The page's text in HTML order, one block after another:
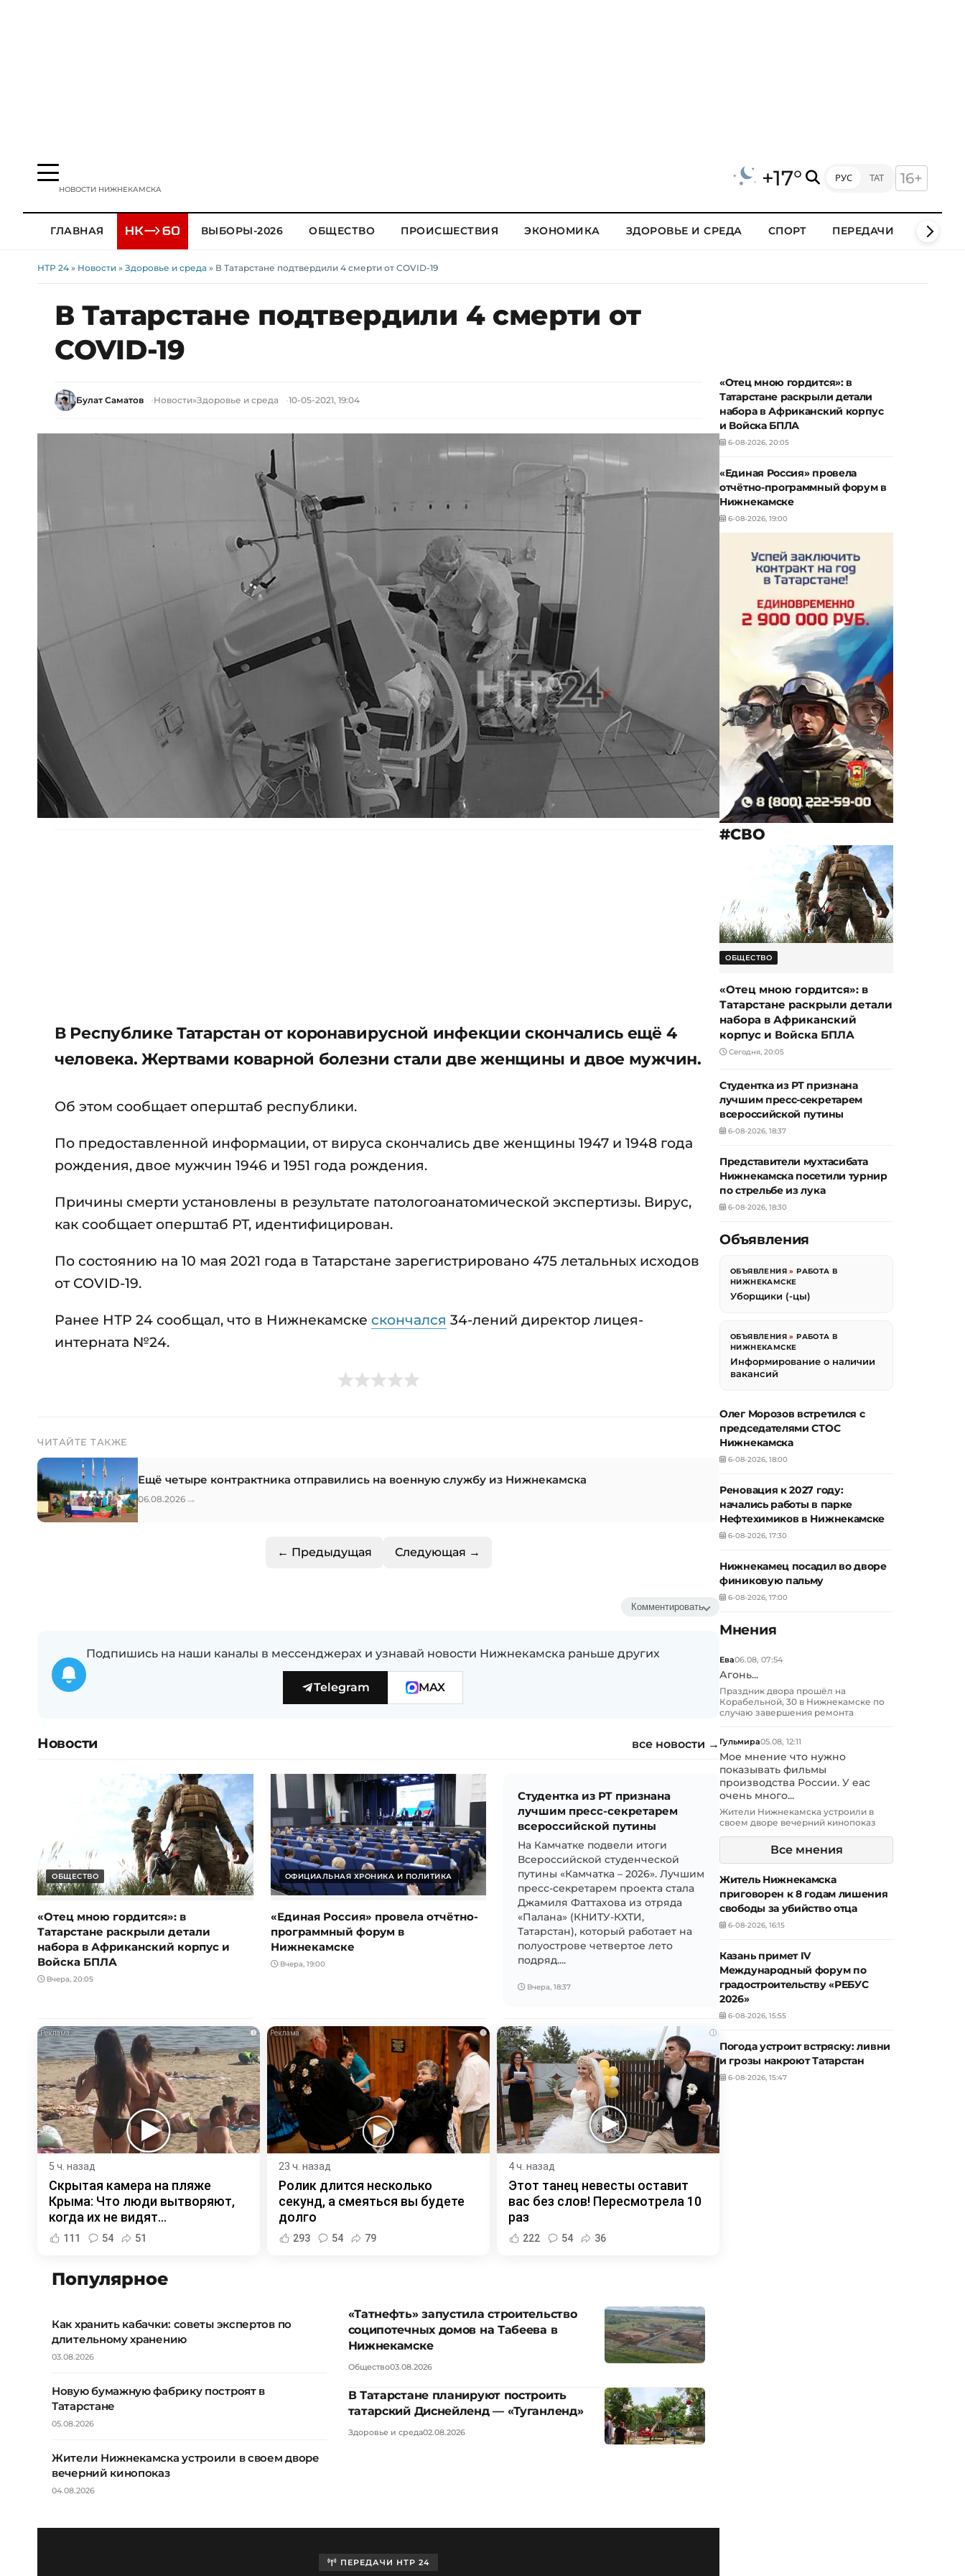
НОВОСТИ НИЖНЕКАМСКА +17° РУС ТАТ 16+
ГЛАВНАЯ ВЫБОРЫ-2026 ОБЩЕСТВО ПРОИСШЕСТВИЯ ЭКОНОМИКА ЗДОРОВЬЕ И СРЕДА СПОРТ ПЕРЕДАЧИ КЛИПЫ
НТР 24 » Новости » Здоровье и среда » В Татарстане подтвердили 4 смерти от COVID-19
В Татарстане подтвердили 4 смерти от
COVID-19
Булат Саматов Новости»Здоровье и среда 10-05-2021, 19:04
В Республике Татарстан от коронавирусной инфекции скончались ещё 4
человека. Жертвами коварной болезни стали две женщины и двое мужчин.
Об этом сообщает оперштаб республики.
По предоставленной информации, от вируса скончались две женщины 1947 и 1948 года
рождения, двое мужчин 1946 и 1951 года рождения.
Причины смерти установлены в результате патологоанатомической экспертизы. Вирус,
как сообщает оперштаб РТ, идентифицирован.
По состоянию на 10 мая 2021 года в Татарстане зарегистрировано 475 летальных исходов
от COVID-19.
Ранее НТР 24 сообщал, что в Нижнекамске скончался 34-лений директор лицея-
интерната №24.
ЧИТАЙТЕ ТАКЖЕ
Ещё четыре контрактника отправились на военную службу из Нижнекамска
06.08.2026 →
← Предыдущая Следующая →
Комментировать
Подпишись на наши каналы в мессенджерах и узнавай новости Нижнекамска раньше других
Telegram MAX
Новости все новости →
ОБЩЕСТВО
«Отец мною гордится»: в
Татарстане раскрыли детали
набора в Африканский корпус и
Войска БПЛА
Вчера, 20:05
ОФИЦИАЛЬНАЯ ХРОНИКА И ПОЛИТИКА
«Единая Россия» провела отчётно-
программный форум в
Нижнекамске
Вчера, 19:00
Студентка из РТ признана
лучшим пресс-секретарем
всероссийской путины
На Камчатке подвели итоги
Всероссийской студенческой
путины «Камчатка – 2026». Лучшим
пресс-секретарем проекта стала
Джамиля Фаттахова из отряда
«Палана» (КНИТУ-КХТИ,
Татарстан), который работает на
полуострове четвертое лето
подряд....
Вчера, 18:37
i
5 ч. назад
Скрытая камера на пляже
Крыма: Что люди вытворяют,
когда их не видят...
111 54 51
i
23 ч. назад
Ролик длится несколько
секунд, а смеяться вы будете
долго
293 54 79
i
4 ч. назад
Этот танец невесты оставит
вас без слов! Пересмотрела 10
раз
222 54 36
Популярное
Как хранить кабачки: советы экспертов по
длительному хранению
03.08.2026
Новую бумажную фабрику построят в
Татарстане
05.08.2026
Жители Нижнекамска устроили в своем дворе
вечерний кинопоказ
04.08.2026
«Татнефть» запустила строительство
соципотечных домов на Табеева в
Нижнекамске
Общество03.08.2026
В Татарстане планируют построить
татарский Диснейленд — «Туганленд»
Здоровье и среда02.08.2026
ПЕРЕДАЧИ НТР 24
«Отец мною гордится»: в
Татарстане раскрыли детали
набора в Африканский корпус
и Войска БПЛА
6-08-2026, 20:05
«Единая Россия» провела
отчётно-программный форум в
Нижнекамске
6-08-2026, 19:00
#СВО
ОБЩЕСТВО
«Отец мною гордится»: в
Татарстане раскрыли детали
набора в Африканский
корпус и Войска БПЛА
Сегодня, 20:05
Студентка из РТ признана
лучшим пресс-секретарем
всероссийской путины
6-08-2026, 18:37
Представители мухтасибата
Нижнекамска посетили турнир
по стрельбе из лука
6-08-2026, 18:30
Объявления
ОБЪЯВЛЕНИЯ »РАБОТА В
НИЖНЕКАМСКЕ
Уборщики (-цы)
ОБЪЯВЛЕНИЯ »РАБОТА В
НИЖНЕКАМСКЕ
Информирование о наличии
вакансий
Олег Морозов встретился с
председателями СТОС
Нижнекамска
6-08-2026, 18:00
Реновация к 2027 году:
начались работы в парке
Нефтехимиков в Нижнекамске
6-08-2026, 17:30
Нижнекамец посадил во дворе
финиковую пальму
6-08-2026, 17:00
Мнения
Ева06.08, 07:54
Агонь...
Праздник двора прошёл на
Корабельной, 30 в Нижнекамске по
случаю завершения ремонта
Гульмира05.08, 12:11
Мое мнение что нужно
показывать фильмы
производства России. У еас
очень много...
Жители Нижнекамска устроили в
своем дворе вечерний кинопоказ
Все мнения
Житель Нижнекамска
приговорен к 8 годам лишения
свободы за убийство отца
6-08-2026, 16:15
Казань примет IV
Международный форум по
градостроительству «РЕБУС
2026»
6-08-2026, 15:55
Погода устроит встряску: ливни
и грозы накроют Татарстан
6-08-2026, 15:47